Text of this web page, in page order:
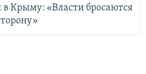
Крыму: «Власти бросаются